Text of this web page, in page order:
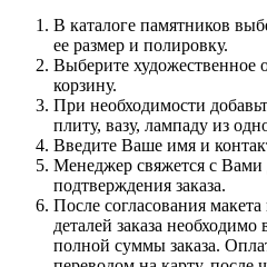
В каталоге памятников
ее размер и полировку.
Выберите художественное
корзину.
При необходимости
плиту, вазу, лампаду из
Введите Ваше имя и
Менеджер свяжется с Вами
подтверждения заказа.
После согласования
деталей заказа
полной суммы заказа.